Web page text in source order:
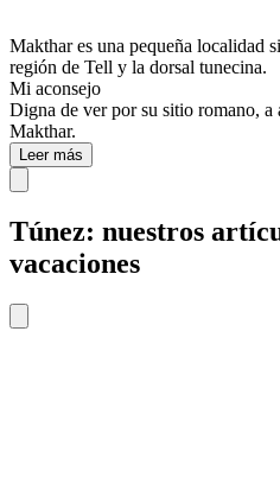
Makthar es una pequeña localidad
región de Tell y la dorsal tunecina.
Mi aconsejo
Digna de ver por su sitio romano, a
Makthar.
Leer más
Túnez: nuestros
vacaciones